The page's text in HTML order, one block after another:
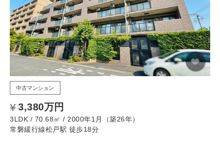
中古マンション
3,380万円
3LDK / 70.68㎡ / 2000年1月（築26年）
常磐緩行線松戸駅 徒歩18分